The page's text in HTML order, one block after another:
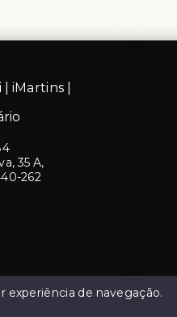
iMartins |
35 A,
262
experiência de navegação.